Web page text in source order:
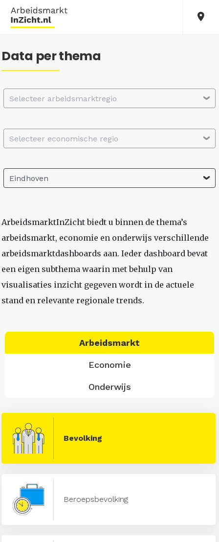
Data per thema
Selecteer arbeidsmarktregio
Selecteer economische regio
Eindhoven
ArbeidsmarktInZicht biedt u binnen de thema’s
arbeidsmarkt, economie en onderwijs verschillende
arbeidsmarktdashboards aan. Ieder dashboard bevat
een eigen subthema waarin met behulp van
visualisaties inzicht gegeven wordt in de actuele
stand en relevante regionale trends.
Arbeidsmarkt
Economie
Onderwijs
Bevolking
Beroepsbevolking